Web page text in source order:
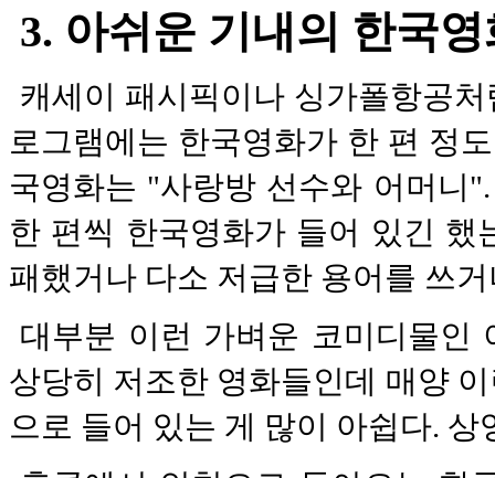
3. 아쉬운 기내의 한국영
캐세이 패시픽이나 싱가폴항공
로그램에는 한국영화가 한 편 정
국영화는 "사랑방 선수와 어머니
한 편씩 한국영화가 들어 있긴
패했거나 다소 저급한 용어를 쓰
대부분 이런 가벼운 코미디물인
상당히 저조한 영화들인데 매양
으로 들어 있는 게 많이 아쉽다. 상